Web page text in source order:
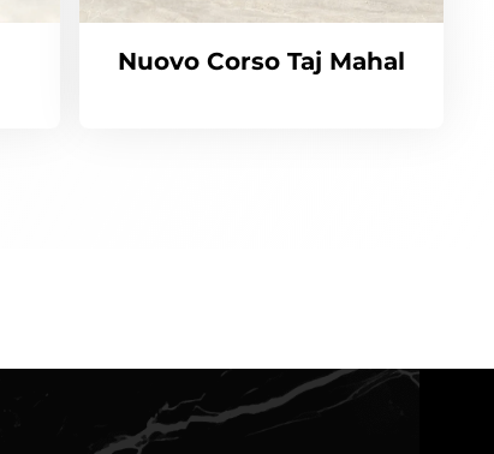
Nuovo Corso Taj Mahal